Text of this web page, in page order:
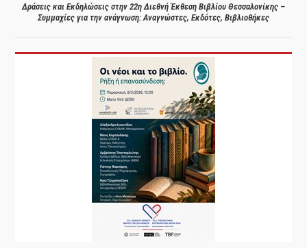
Δράσεις και Εκδηλώσεις στην 22η Διεθνή Έκθεση Βιβλίου Θεσσαλονίκης –
Συμμαχίες για την ανάγνωση: Αναγνώστες, Εκδότες, Βιβλιοθήκες